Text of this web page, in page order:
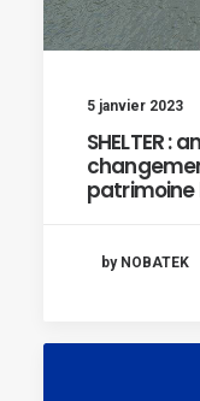
5 janvier 2023
SHELTER
patrimoine
by NOBATEK